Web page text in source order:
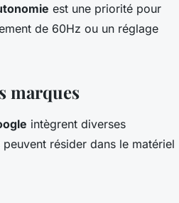
est une priorité pour
de 60Hz ou un réglage
marques
intègrent diverses
résider dans le matériel